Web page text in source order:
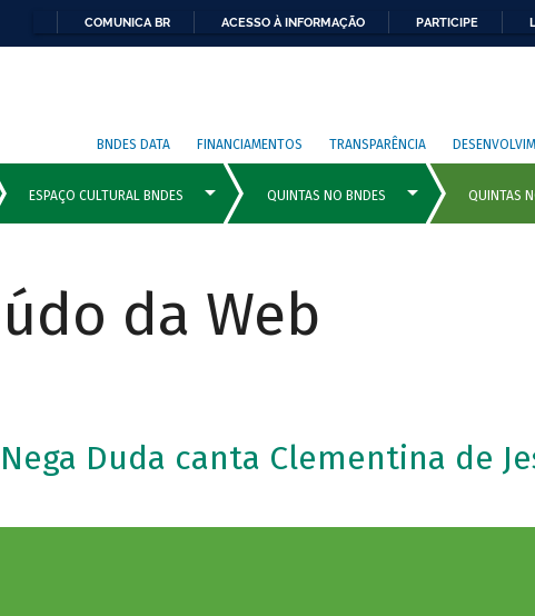
COMUNICA BR ACESSO À INFORMAÇÃO PARTICIPE
BNDES DATA FINANCIAMENTOS TRANSPARÊNCIA
da Web
Duda canta Clementina de